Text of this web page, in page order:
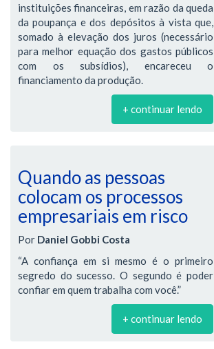
instituições financeiras, em razão da queda
da poupança e dos depósitos à vista que,
somado à elevação dos juros (necessário
para melhor equação dos gastos públicos
com os subsídios), encareceu o
financiamento da produção.
+ continuar lendo
Quando as pessoas
colocam os processos
empresariais em risco
Por Daniel Gobbi Costa
“A confiança em si mesmo é o primeiro
segredo do sucesso. O segundo é poder
confiar em quem trabalha com você.”
+ continuar lendo